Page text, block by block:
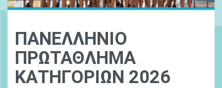
ΠΑΝΕΛΛΗΝΙΟ
ΠΡΩΤΑΘΛΗΜΑ
ΚΑΤΗΓΟΡΙΩΝ 2026